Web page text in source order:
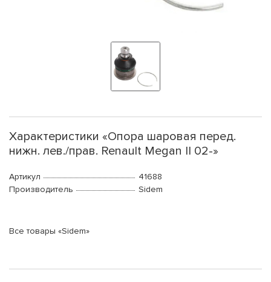
Характеристики «Опора шаровая перед.
нижн. лев./прав. Renault Megan II 02-»
Артикул
41688
Производитель
Sidem
Все товары «Sidem»